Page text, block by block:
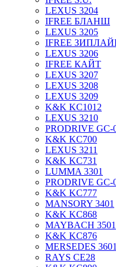
LEXUS 3204
IFREE БЛАНШ
LEXUS 3205
IFREE
LEXUS 3206
IFREE КАЙТ
LEXUS 3207
LEXUS 3208
LEXUS 3209
K&K KC1012
LEXUS 3210
PRODRIVE GC-
K&K KC700
LEXUS 3211
K&K KC731
LUMMA 3301
PRODRIVE GC-
K&K KC777
MANSORY 3401
K&K KC868
MAYBACH 3501
K&K KC876
MERSEDES 3601
RAYS CE28